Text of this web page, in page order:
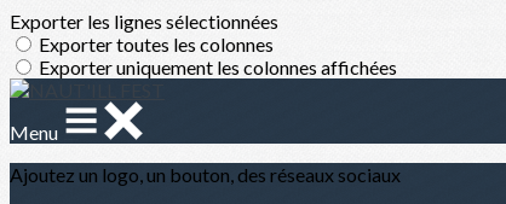
Exporter les lignes sélectionnées
Exporter toutes les colonnes
Exporter uniquement les colonnes affichées
Menu
Ajoutez un logo, un bouton, des réseaux sociaux